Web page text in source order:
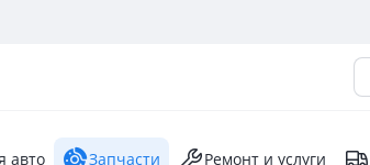
авто Запчасти Ремонт и услуги